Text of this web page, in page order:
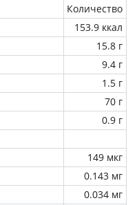
Количество
153.9 ккал
15.8 г
9.4 г
1.5 г
70 г
0.9 г
149 мкг
0.143 мг
0.034 мг